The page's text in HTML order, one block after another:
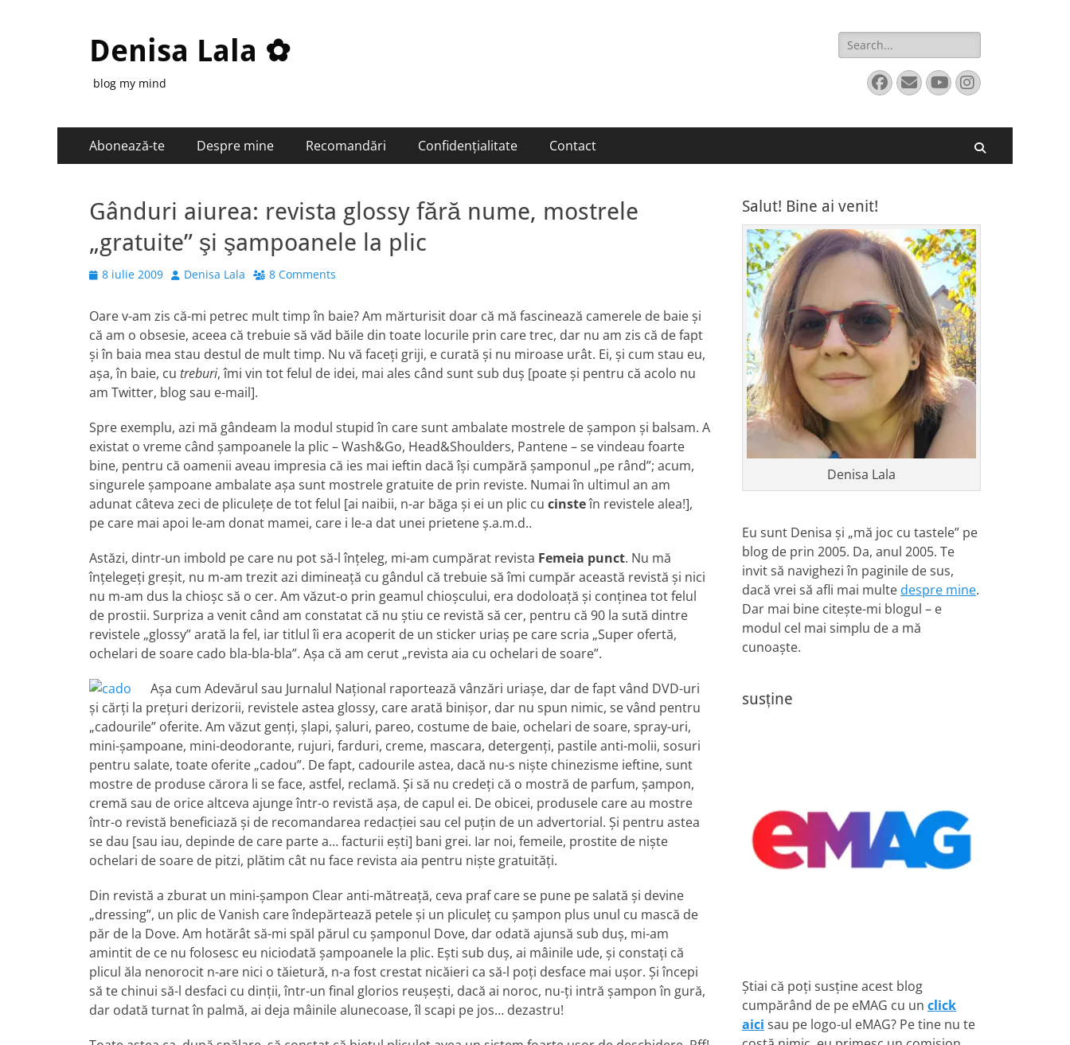
Denisa Lala ✿
blog my mind
Search
for:
Facebook
EmailYouTube
Instagram
Primary
Menu
Abonează-te Despre mine Recomandări Confidențialitate Contact
Gânduri aiurea: revista glossy fără nume, mostrele
„gratuite” şi şampoanele la plic
Posted
8 iulie 2009 Author
Denisa Lala 8 Comments
Oare v-am zis că-mi petrec mult timp în baie? Am mărturisit doar că mă fascinează camerele de baie şi
că am o obsesie, aceea că trebuie să văd băile din toate locurile prin care trec, dar nu am zis că de fapt
şi în baia mea stau destul de mult timp. Nu vă faceţi griji, e curată şi nu miroase urât. Ei, şi cum stau eu,
aşa, în baie, cu treburi, îmi vin tot felul de idei, mai ales când sunt sub duş [poate şi pentru că acolo nu
am Twitter, blog sau e-mail].
Spre exemplu, azi mă gândeam la modul stupid în care sunt ambalate mostrele de şampon şi balsam. A
existat o vreme când şampoanele la plic – Wash&Go, Head&Shoulders, Pantene – se vindeau foarte
bine, pentru că oamenii aveau impresia că ies mai ieftin dacă îşi cumpără şamponul „pe rând”; acum,
singurele şampoane ambalate aşa sunt mostrele gratuite de prin reviste. Numai în ultimul an am
adunat câteva zeci de pliculeţe de tot felul [ai naibii, n-ar băga şi ei un plic cu cinsteîn revistele alea!],
pe care mai apoi le-am donat mamei, care i le-a dat unei prietene ş.a.m.d..
Astăzi, dintr-un imbold pe care nu pot să-l înţeleg, mi-am cumpărat revista Femeia punct. Nu mă
înţelegeţi greşit, nu m-am trezit azi dimineaţă cu gândul că trebuie să îmi cumpăr această revistă şi nici
nu m-am dus la chioşc să o cer. Am văzut-o prin geamul chioşcului, era dodoloaţă şi conţinea tot felul
de prostii. Surpriza a venit când am constatat că nu ştiu ce revistă să cer, pentru că 90 la sută dintre
revistele „glossy” arată la fel, iar titlul îi era acoperit de un sticker uriaş pe care scria „Super ofertă,
ochelari de soare cado bla-bla-bla”. Aşa că am cerut „revista aia cu ochelari de soare”.
Aşa cum Adevărul sau Jurnalul Naţional raportează vânzări uriaşe, dar de fapt vând DVD-uri
şi cărţi la preţuri derizorii, revistele astea glossy, care arată binişor, dar nu spun nimic, se vând pentru
„cadourile” oferite. Am văzut genţi, şlapi, şaluri, pareo, costume de baie, ochelari de soare, spray-uri,
mini-şampoane, mini-deodorante, rujuri, farduri, creme, mascara, detergenţi, pastile anti-molii, sosuri
pentru salate, toate oferite „cadou”. De fapt, cadourile astea, dacă nu-s nişte chinezisme ieftine, sunt
mostre de produse cărora li se face, astfel, reclamă. Şi să nu credeţi că o mostră de parfum, şampon,
cremă sau de orice altceva ajunge într-o revistă aşa, de capul ei. De obicei, produsele care au mostre
într-o revistă beneficiază şi de recomandarea redacţiei sau cel puţin de un advertorial. Şi pentru astea
se dau [sau iau, depinde de care parte a… facturii eşti] bani grei. Iar noi, femeile, prostite de nişte
ochelari de soare de pitzi, plătim cât nu face revista aia pentru nişte gratuităţi.
Din revistă a zburat un mini-şampon Clear anti-mătreaţă, ceva praf care se pune pe salată şi devine
„dressing”, un plic de Vanish care îndepărtează petele şi un pliculeţ cu şampon plus unul cu mască de
păr de la Dove. Am hotărât să-mi spăl părul cu şamponul Dove, dar odată ajunsă sub duş, mi-am
amintit de ce nu folosesc eu niciodată şampoanele la plic. Eşti sub duş, ai mâinile ude, şi constaţi că
plicul ăla nenorocit n-are nici o tăietură, n-a fost crestat nicăieri ca să-l poţi desface mai uşor. Şi începi
să te chinui să-l desfaci cu dinţii, într-un final glorios reuşeşti, dacă ai noroc, nu-ţi intră şampon în gură,
dar odată turnat în palmă, ai deja mâinile alunecoase, îl scapi pe jos… dezastru!
Salut! Bine ai venit!
Denisa Lala
Eu sunt Denisa și „mă joc cu tastele” pe
blog de prin 2005. Da, anul 2005. Te
invit să navighezi în paginile de sus,
dacă vrei să afli mai multe despre mine.
Dar mai bine citește-mi blogul – e
modul cel mai simplu de a mă
cunoaște.
susține
Știai că poți susține acest blog
cumpărând de pe eMAG cu un click
aici sau pe logo-ul eMAG? Pe tine nu te